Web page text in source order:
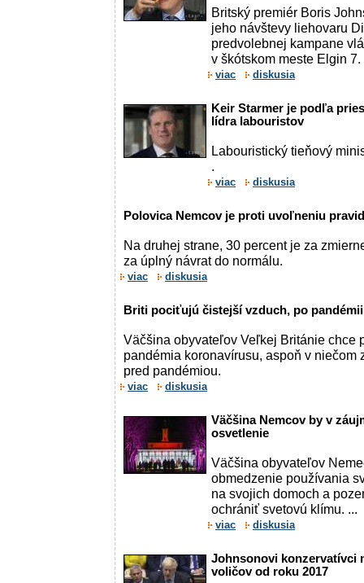
Britský premiér Boris
jeho návštevy liehovaru
predvolebnej kampane
v škótskom meste Elgin
viac diskusia
Keir Starmer je podľa
lídra labouristov
Labouristický tieňový
.
viac diskusia
Polovica Nemcov je proti uvoľneniu
Na druhej strane, 30 percent je za
za úplný návrat do normálu.
viac diskusia
Briti pociťujú čistejší vzduch, po
Väčšina obyvateľov Veľkej Británie chce
pandémia koronavírusu, aspoň v niečom
pred pandémiou.
viac diskusia
Väčšina Nemcov by v
osvetlenie
Väčšina obyvateľov
obmedzenie používania
na svojich domoch a
ochrániť svetovú klímu. ...
viac diskusia
Johnsonovi konzervatívci
voličov od roku 2017